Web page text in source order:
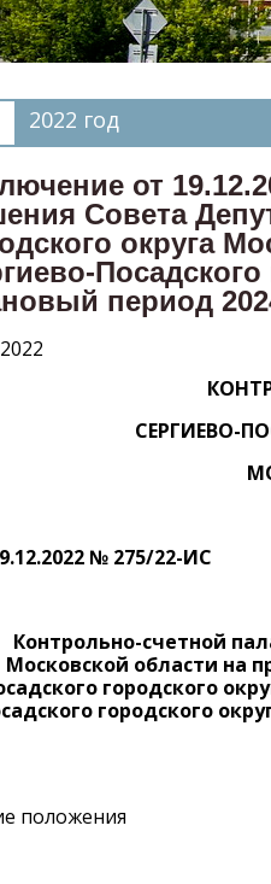
2022 год
от
Совета
округа
Посадского
период
СЕРГИЕВО-
№ 275/22-ИС
Контрольно-счетной
Московской области на
городского
городского
положения